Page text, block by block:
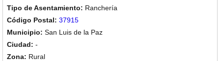
Ranchería
37915
San Luis de la Paz
-
Rural